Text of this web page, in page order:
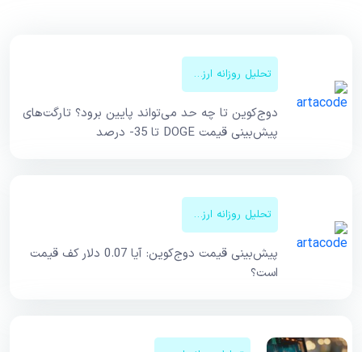
تحلیل روزانه ارزهای دیجیتال
دوج‌کوین تا چه حد می‌تواند پایین برود؟ تارگت‌های
پیش‌بینی قیمت DOGE تا 35- درصد
تحلیل روزانه ارزهای دیجیتال
پیش‌بینی قیمت دوج‌کوین: آیا 0.07 دلار کف قیمت
است؟